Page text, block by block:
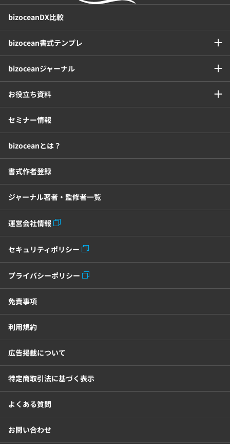
bizoceanDX比較
bizocean書式テンプレ
bizoceanジャーナル
お役立ち資料
セミナー情報
bizoceanとは？
書式作者登録
ジャーナル著者・監修者一覧
運営会社情報
セキュリティポリシー
プライバシーポリシー
免責事項
利用規約
広告掲載について
特定商取引法に基づく表示
よくある質問
お問い合わせ